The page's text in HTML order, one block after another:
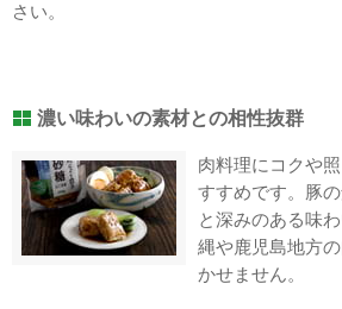
さい。
濃い味わいの素材との相性抜群
肉料理にコクや
すすめです。豚
と深みのある味
縄や鹿児島地方
かせません。